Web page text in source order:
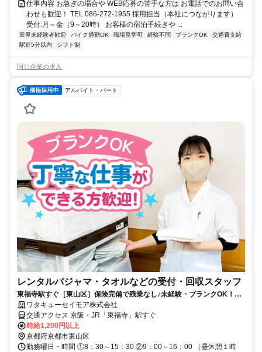
仕事内容 お急ぎの場合や WEB応募の苦手な方は お電話でのお問い合
わせも歓迎！ TEL 086-272-1955 採用担当（本社につながります）
受付:月～金（9～20時） お客様の宿泊手続きや ...
業界未経験者歓迎 バイク通勤OK 職場見学可 経験不問 ブランクOK
交通費支給
駅近5分以内
シフト制
同じ企業の求人
アルバイト・パート
レンタルパジャマ・タオルなどの受付・回収スタッフ
東福寺駅すぐ［東山区］保険完備で残業なし♪未経験・ブランクOK！主
婦パートさん活躍中！
ワタキューセイモア株式会社
交通アクセス 京阪・JR「東福寺」駅すぐ
時給1,200円以上
京都府京都市東山区
勤務曜日・時間 ①8：30～15：30 ②9：00～16：00 （昼休憩１時